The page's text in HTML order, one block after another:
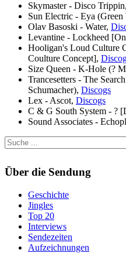
Skymaster - Disco Trippin,
Sun Electric - Eya
Olav Basoski - Water,
Levantine - Lockheed
Hooligan's Loud Culture
Coulture Concept],
Size Queen - K-Hole (?
Trancesetters - The
Schumacher), Discogs
Lex - Ascot, Discogs
C & G South System - ?
Sound Associates -
Über die Sendung
Geschichte
Jingles
Top 20
Interviews
Sendezeiten
Aufzeichnungen